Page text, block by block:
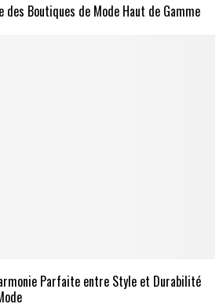
des Boutiques de Mode Haut de Gamme
Parfaite entre Style et Durabilité